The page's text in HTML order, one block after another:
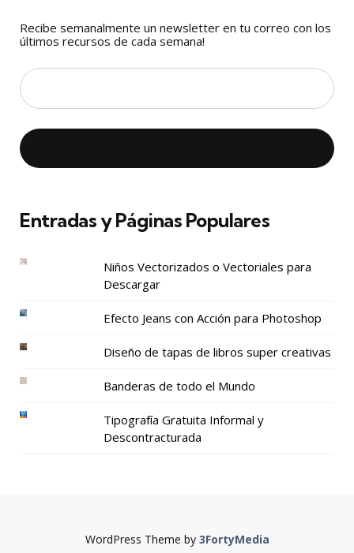
Recibe semanalmente un newsletter en tu correo con los
últimos recursos de cada semana!
Entradas y Páginas Populares
Niños Vectorizados o Vectoriales para
Descargar
Efecto Jeans con Acción para Photoshop
Diseño de tapas de libros super creativas
Banderas de todo el Mundo
Tipografía Gratuita Informal y
Descontracturada
WordPress Theme by 3FortyMedia